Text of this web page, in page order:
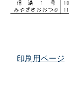
印刷用ページ